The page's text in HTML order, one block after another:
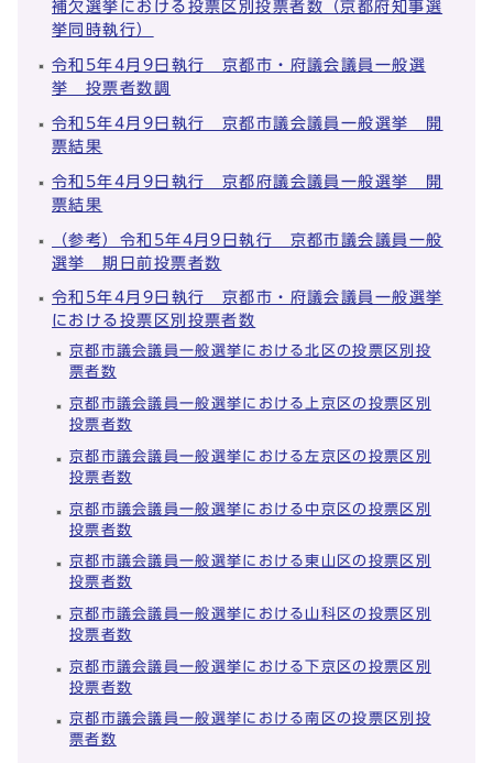
補欠選挙における投票区別投票者数（京都府知事選
挙同時執行）
令和5年4月9日執行 京都市・府議会議員一般選
挙 投票者数調
令和5年4月9日執行 京都市議会議員一般選挙 開
票結果
令和5年4月9日執行 京都府議会議員一般選挙 開
票結果
（参考）令和5年4月9日執行 京都市議会議員一般
選挙 期日前投票者数
令和5年4月9日執行 京都市・府議会議員一般選挙
における投票区別投票者数
京都市議会議員一般選挙における北区の投票区別投
票者数
京都市議会議員一般選挙における上京区の投票区別
投票者数
京都市議会議員一般選挙における左京区の投票区別
投票者数
京都市議会議員一般選挙における中京区の投票区別
投票者数
京都市議会議員一般選挙における東山区の投票区別
投票者数
京都市議会議員一般選挙における山科区の投票区別
投票者数
京都市議会議員一般選挙における下京区の投票区別
投票者数
京都市議会議員一般選挙における南区の投票区別投
票者数